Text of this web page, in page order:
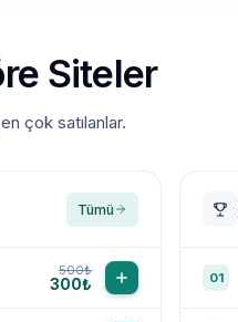
Siteler
çok satılanlar.
Tümü
500₺
300₺ 01